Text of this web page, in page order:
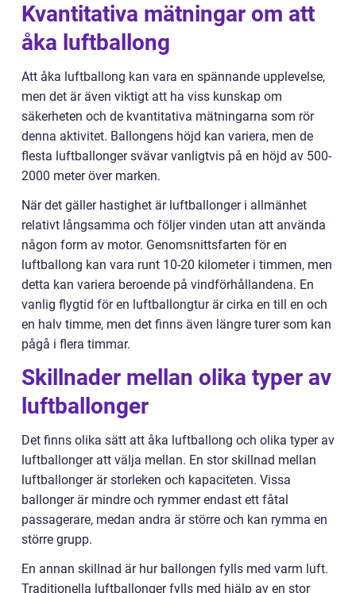
Kvantitativa mätningar om att
åka luftballong
Att åka luftballong kan vara en spännande upplevelse,
men det är även viktigt att ha viss kunskap om
säkerheten och de kvantitativa mätningarna som rör
denna aktivitet. Ballongens höjd kan variera, men de
flesta luftballonger svävar vanligtvis på en höjd av 500-
2000 meter över marken.
När det gäller hastighet är luftballonger i allmänhet
relativt långsamma och följer vinden utan att använda
någon form av motor. Genomsnittsfarten för en
luftballong kan vara runt 10-20 kilometer i timmen, men
detta kan variera beroende på vindförhållandena. En
vanlig flygtid för en luftballongtur är cirka en till en och
en halv timme, men det finns även längre turer som kan
pågå i flera timmar.
Skillnader mellan olika typer av
luftballonger
Det finns olika sätt att åka luftballong och olika typer av
luftballonger att välja mellan. En stor skillnad mellan
luftballonger är storleken och kapaciteten. Vissa
ballonger är mindre och rymmer endast ett fåtal
passagerare, medan andra är större och kan rymma en
större grupp.
En annan skillnad är hur ballongen fylls med varm luft.
Traditionella luftballonger fylls med hjälp av en stor